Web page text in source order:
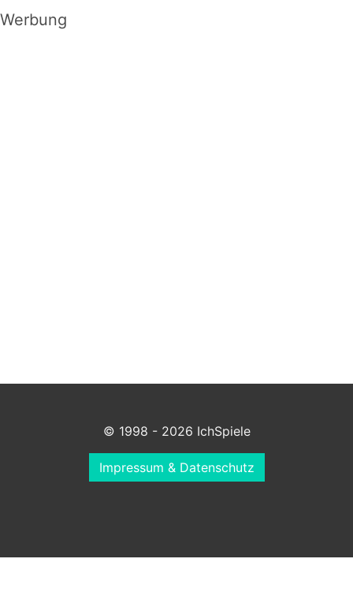
Werbung
© 1998 - 2026 IchSpiele
Impressum & Datenschutz